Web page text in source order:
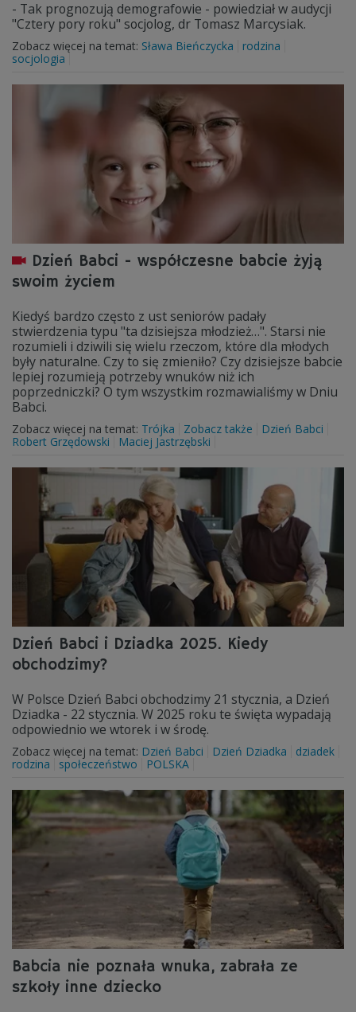
- Tak prognozują demografowie - powiedział w audycji
"Cztery pory roku" socjolog, dr Tomasz Marcysiak.
Zobacz więcej na temat: Sława Bieńczycka
rodzina
socjologia
Dzień Babci - współczesne babcie żyją
swoim życiem
Kiedyś bardzo często z ust seniorów padały
stwierdzenia typu "ta dzisiejsza młodzież…". Starsi nie
rozumieli i dziwili się wielu rzeczom, które dla młodych
były naturalne. Czy to się zmieniło? Czy dzisiejsze babcie
lepiej rozumieją potrzeby wnuków niż ich
poprzedniczki? O tym wszystkim rozmawialiśmy w Dniu
Babci.
Zobacz więcej na temat: Trójka Zobacz także
Dzień Babci
Robert Grzędowski
Maciej Jastrzębski
Dzień Babci i Dziadka 2025. Kiedy
obchodzimy?
W Polsce Dzień Babci obchodzimy 21 stycznia, a Dzień
Dziadka - 22 stycznia. W 2025 roku te święta wypadają
odpowiednio we wtorek i w środę.
Zobacz więcej na temat: Dzień Babci Dzień Dziadka
dziadek
rodzina
społeczeństwo POLSKA
Babcia nie poznała wnuka, zabrała ze
szkoły inne dziecko